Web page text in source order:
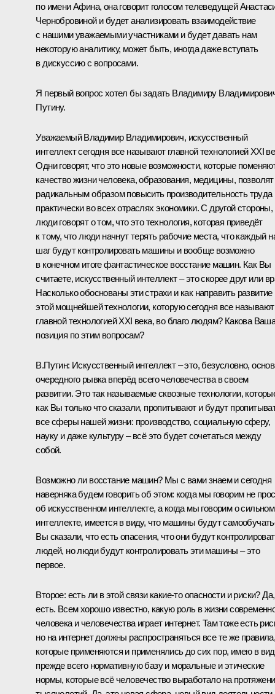
по имени Афина, она говорит голосом телеведущей
Чернобровиной и будет анализировать взаимодействие
с нашими уважаемыми участниками и будет давать нам
некоторую аналитику, может быть, иногда даже вступать
в дискуссию с вопросами.
Я первый вопрос хотел бы задать Владимиру
Путину.
Уважаемый Владимир Владимирович, искусственный
интеллект сегодня все называют главной технологией XXI
Одни говорят, что это новые возможности, которые
качество жизни человека, образования, медицины, позволят
радикальным образом повысить производительность труда
практически во всех отраслях экономики. С другой стороны,
люди говорят о том, что это технология, которая приведёт
к тому, что люди начнут терять рабочие места, что каждый
шаг будут контролировать машины и вообще возможно
в конечном итоге фантастическое восстание машин. Как Вы
считаете, искусственный интеллект – это скорее друг или
Насколько обоснованы эти страхи и как направить развитие
этой мощнейшей технологии, которую сегодня все называют
главной технологией XXI века, во благо людям? Какова
позиция по этим вопросам?
В.Путин: Искусственный интеллект – это, безусловно,
очередного рывка вперёд всего человечества в своем
развитии. Это так называемые сквозные технологии,
как Вы только что сказали, пропитывают и будут
все сферы нашей жизни: производство, социальную сферу,
науку и даже культуру – всё это будет сочетаться между
собой.
Возможно ли восстание машин? Мы с вами знаем и сегодня
наверняка будем говорить об этом: когда мы говорим не
об искусственном интеллекте, а когда мы говорим о сильном
интеллекте, имеется в виду, что машины будут
Вы сказали, что есть опасения, что они будут
людей, но люди будут контролировать эти машины – это
первое.
Второе: есть ли в этой связи какие-то опасности и риски? Да,
есть. Всем хорошо известно, какую роль в жизни
человека и человечества играет интернет. Там тоже есть
но на интернет должны распространяться все те же
которые применяются и применялись до сих пор, имею в
прежде всего нормативную базу и моральные и этические
нормы, которые всё человечество выработало на